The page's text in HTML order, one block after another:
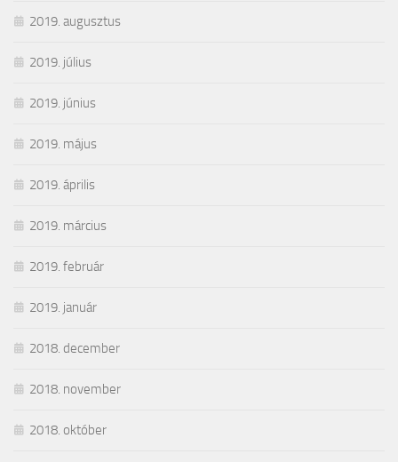
2019. augusztus
2019. július
2019. június
2019. május
2019. április
2019. március
2019. február
2019. január
2018. december
2018. november
2018. október